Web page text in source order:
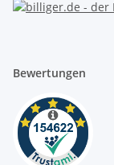
Bewertungen